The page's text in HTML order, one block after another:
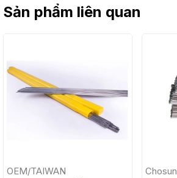
Sản phẩm liên quan
OEM/TAIWAN Chosun